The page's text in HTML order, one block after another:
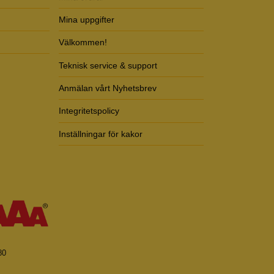
Mina uppgifter
Välkommen!
Teknisk service & support
Anmälan vårt Nyhetsbrev
Integritetspolicy
Inställningar för kakor